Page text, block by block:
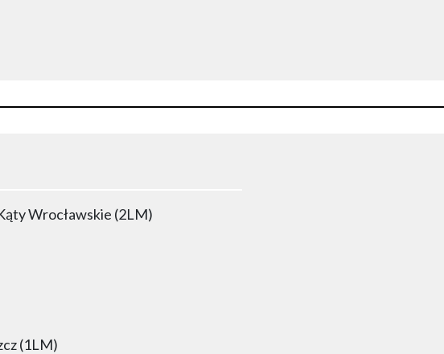
Wrocławskie (2LM)
(1LM)